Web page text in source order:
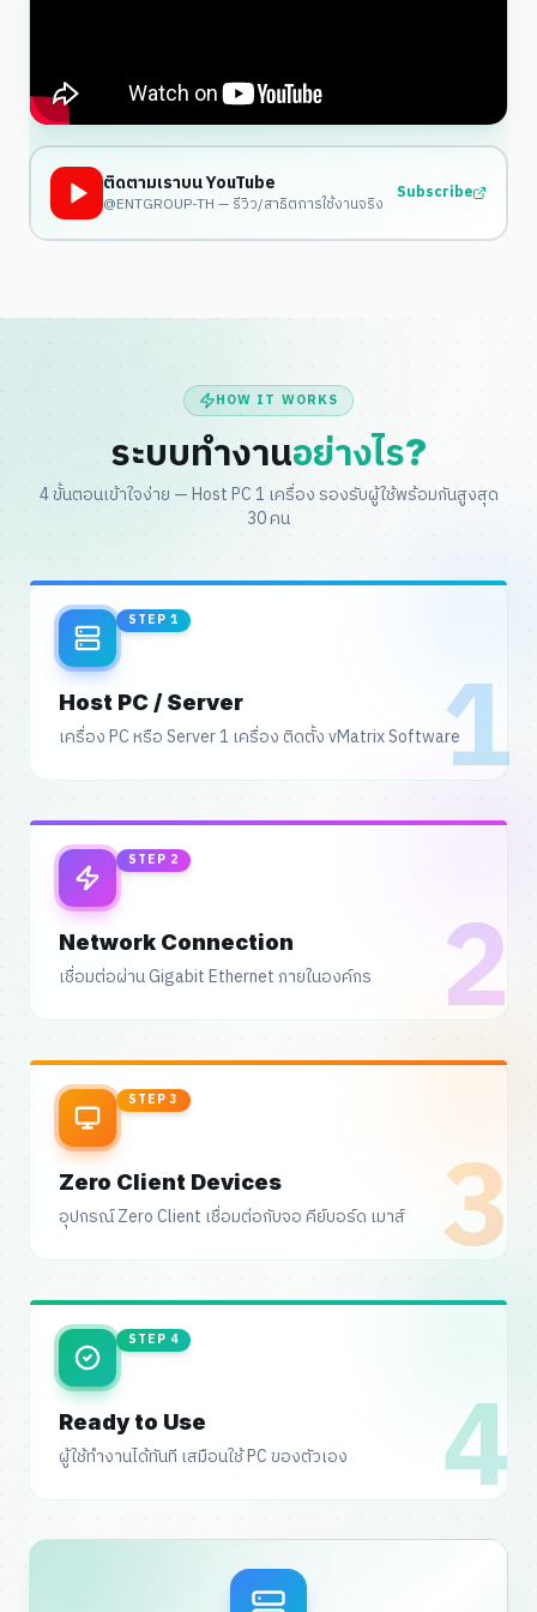
ติดตามเราบน YouTube
@ENTGROUP-TH — รีวิว/สาธิตการใช้งานจริง
Subscribe
HOW IT WORKS
ระบบทำงานอย่างไร?
4 ขั้นตอนเข้าใจง่าย — Host PC 1 เครื่อง รองรับผู้ใช้พร้อมกันสูงสุด
30 คน
1
STEP 1
Host PC / Server
เครื่อง PC หรือ Server 1 เครื่อง ติดตั้ง vMatrix Software
2
STEP 2
Network Connection
เชื่อมต่อผ่าน Gigabit Ethernet ภายในองค์กร
3
STEP3
Zero Client Devices
อุปกรณ์ Zero Client เชื่อมต่อกับจอ คีย์บอร์ด เมาส์
4
STEP 4
Ready to Use
ผู้ใช้ทำงานได้ทันที เสมือนใช้ PC ของตัวเอง